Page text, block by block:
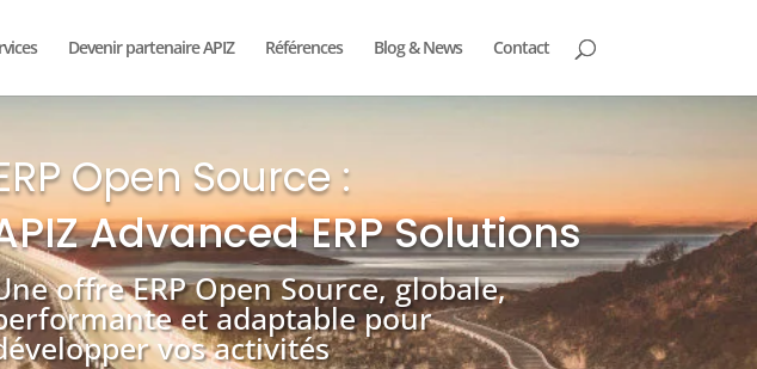
Devenir partenaire APIZ Références Blog & News Contact
Open Source :
Advanced ERP Solutions
offre ERP Open Source, globale,
et adaptable pour
vos activités